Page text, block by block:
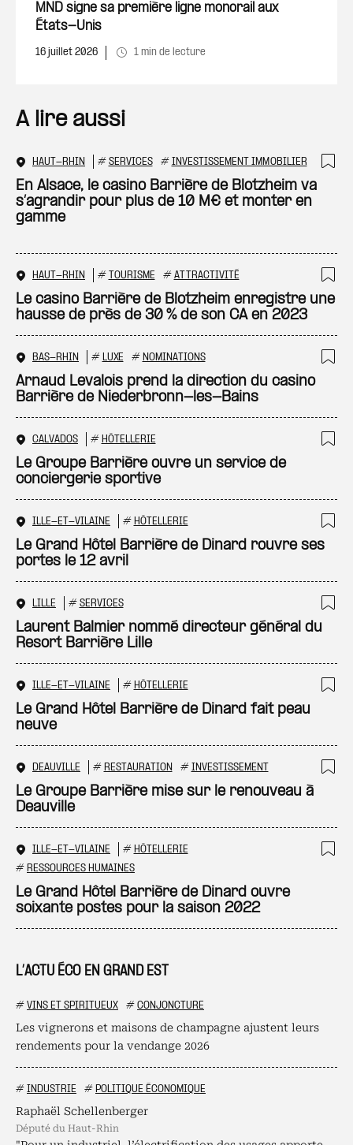
L’ACTU ÉCO EN GRAND EST
# VINS ET SPIRITUEUX # CONJONCTURE
Les vignerons et maisons de champagne ajustent leurs
rendements pour la vendange 2026
# INDUSTRIE # POLITIQUE ÉCONOMIQUE
Raphaël Schellenberger
député du Haut-Rhin
MND signe sa première ligne monorail aux
États-Unis
16 juillet 2026 1 min de lecture
A lire aussi
HAUT-RHIN # SERVICES # INVESTISSEMENT IMMOBILIER
En Alsace, le casino Barrière de Blotzheim va
s’agrandir pour plus de 10 M€ et monter en
gamme
HAUT-RHIN # TOURISME # ATTRACTIVITÉ
Le casino Barrière de Blotzheim enregistre une
hausse de près de 30 % de son CA en 2023
BAS-RHIN # LUXE # NOMINATIONS
Arnaud Levalois prend la direction du casino
Barrière de Niederbronn-les-Bains
CALVADOS # HÔTELLERIE
Le Groupe Barrière ouvre un service de
conciergerie sportive
ILLE-ET-VILAINE # HÔTELLERIE
Le Grand Hôtel Barrière de Dinard rouvre ses
portes le 12 avril
LILLE # SERVICES
Laurent Balmier nommé directeur général du
Resort Barrière Lille
ILLE-ET-VILAINE # HÔTELLERIE
Le Grand Hôtel Barrière de Dinard fait peau
neuve
DEAUVILLE # RESTAURATION # INVESTISSEMENT
Le Groupe Barrière mise sur le renouveau à
Deauville
ILLE-ET-VILAINE # HÔTELLERIE
# RESSOURCES HUMAINES
Le Grand Hôtel Barrière de Dinard ouvre
soixante postes pour la saison 2022